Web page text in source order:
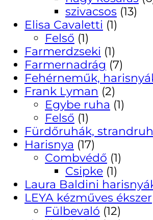
szivacsos (13)
Elisa Cavaletti (1)
Felső (1)
Farmerdzseki (1)
Farmernadrág (7)
Fehérneműk,
Frank Lyman (2)
Egybe ruha (1)
Felső (1)
Fürdőruhák,
Harisnya (17)
Combvédő (1)
Csipke (1)
Laura Baldini
LEYA kézműves ékszer
Fülbevaló (12)